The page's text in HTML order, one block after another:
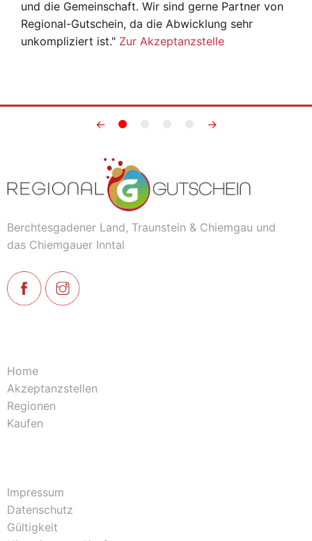
und die Gemeinschaft. Wir sind gerne Partner von
Regional-Gutschein, da die Abwicklung sehr
unkompliziert ist." Zur Akzeptanzstelle
← →
Berchtesgadener Land, Traunstein & Chiemgau und
das Chiemgauer Inntal
Home
Akzeptanzstellen
Regionen
Kaufen
Impressum
Datenschutz
Gültigkeit